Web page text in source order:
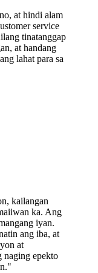
at hindi alam
service
tinatanggap
at handang
lahat para sa
kailangan
ka. Ang
iyan.
ang iba, at
at
naging epekto